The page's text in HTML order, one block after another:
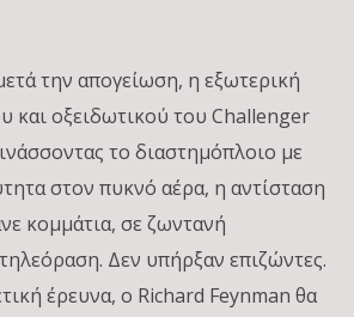
την απογείωση, η εξωτερική
και οξειδωτικού του Challenger
το διαστημόπλοιο με
στον πυκνό αέρα, η αντίσταση
κομμάτια, σε ζωντανή
Δεν υπήρξαν επιζώντες.
έρευνα, ο Richard Feynman θα